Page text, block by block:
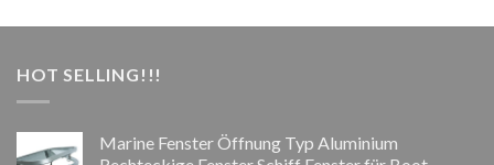
HOT SELLING!!!
Marine Fenster Öffnung Typ Aluminium